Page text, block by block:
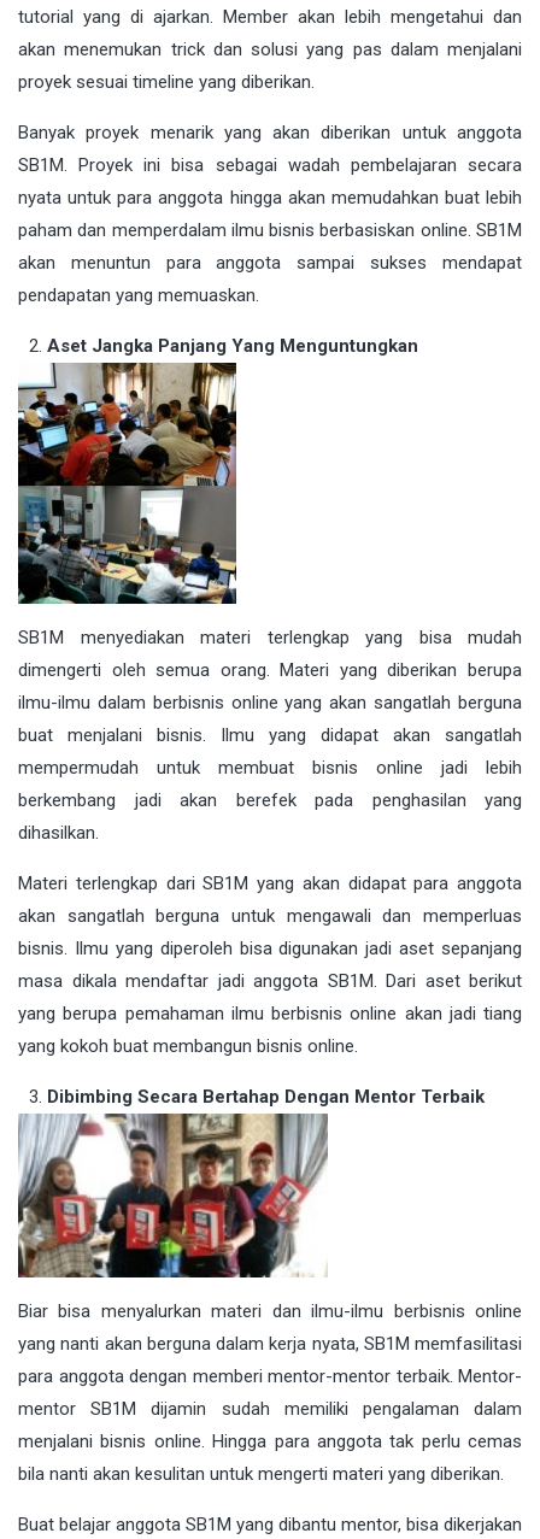
tutorial yang di ajarkan. Member akan lebih mengetahui dan
akan menemukan trick dan solusi yang pas dalam menjalani
proyek sesuai timeline yang diberikan.
Banyak proyek menarik yang akan diberikan untuk anggota
SB1M. Proyek ini bisa sebagai wadah pembelajaran secara
nyata untuk para anggota hingga akan memudahkan buat lebih
paham dan memperdalam ilmu bisnis berbasiskan online. SB1M
akan menuntun para anggota sampai sukses mendapat
pendapatan yang memuaskan.
Aset Jangka Panjang Yang Menguntungkan
SB1M menyediakan materi terlengkap yang bisa mudah
dimengerti oleh semua orang. Materi yang diberikan berupa
ilmu-ilmu dalam berbisnis online yang akan sangatlah berguna
buat menjalani bisnis. Ilmu yang didapat akan sangatlah
mempermudah untuk membuat bisnis online jadi lebih
berkembang jadi akan berefek pada penghasilan yang
dihasilkan.
Materi terlengkap dari SB1M yang akan didapat para anggota
akan sangatlah berguna untuk mengawali dan memperluas
bisnis. Ilmu yang diperoleh bisa digunakan jadi aset sepanjang
masa dikala mendaftar jadi anggota SB1M. Dari aset berikut
yang berupa pemahaman ilmu berbisnis online akan jadi tiang
yang kokoh buat membangun bisnis online.
Dibimbing Secara Bertahap Dengan Mentor Terbaik
Biar bisa menyalurkan materi dan ilmu-ilmu berbisnis online
yang nanti akan berguna dalam kerja nyata, SB1M memfasilitasi
para anggota dengan memberi mentor-mentor terbaik. Mentor-
mentor SB1M dijamin sudah memiliki pengalaman dalam
menjalani bisnis online. Hingga para anggota tak perlu cemas
bila nanti akan kesulitan untuk mengerti materi yang diberikan.
Buat belajar anggota SB1M yang dibantu mentor, bisa dikerjakan